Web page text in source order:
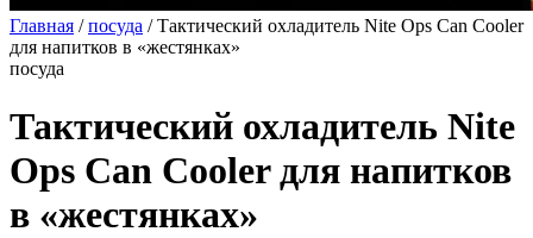
Главная / посуда / Тактический охладитель Nite Ops Can Cooler
для напитков в «жестянках»
посуда
Тактический охладитель Nite
Ops Can Cooler для напитков
в «жестянках»